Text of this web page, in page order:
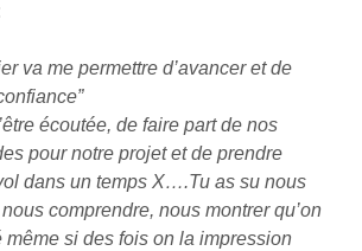
va me permettre d’avancer et de
écoutée, de faire part de nos
pour notre projet et de prendre
dans un temps X….Tu as su nous
comprendre, nous montrer qu’on
même si des fois on la impression